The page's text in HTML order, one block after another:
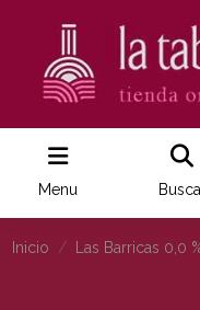
Menu
Inicio Las Barricas 0,0